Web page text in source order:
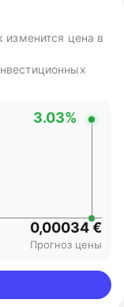
изменится цена в
3.03%
0,00034 €
Прогноз цены